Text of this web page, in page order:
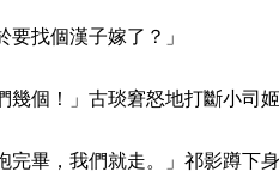
要找個漢子嫁了？」
幾個！」古琰窘怒地打斷小司
完畢，我們就走。」祁影蹲下